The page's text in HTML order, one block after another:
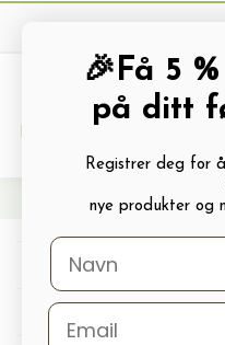
Drivhus
🎉Få 5
på ditt
Registrer deg for
nye produkter og